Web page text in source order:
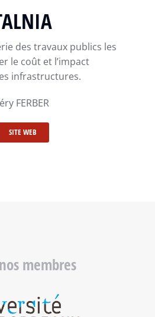
des travaux publics les
le coût et l’impact
infrastructures.
FERBER
SITE WEB
membres